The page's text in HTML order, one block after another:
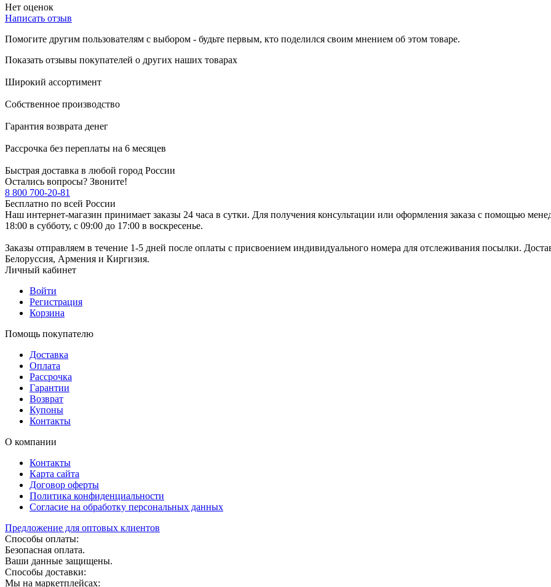
Нет оценок
Написать отзыв
Помогите другим пользователям с выбором - будьте первым, кто поделился своим мнением об этом товаре.
Показать отзывы покупателей о других наших товарах
Широкий ассортимент
Собственное производство
Гарантия возврата денег
Рассрочка без переплаты на 6 месяцев
Быстрая доставка в любой город России
Остались вопросы? Звоните!
8 800 700-20-81
Бесплатно по всей России
Наш интернет-магазин принимает заказы 24 часа в сутки. Для получения консультации или оформления заказа с помощью
18:00 в субботу, с 09:00 до 17:00 в воскресенье.
Заказы отправляем в течение 1-5 дней после оплаты с присвоением индивидуального номера для отслеживания посылки.
Белоруссия, Армения и Киргизия.
Личный кабинет
Войти
Регистрация
Корзина
Помощь покупателю
Доставка
Оплата
Рассрочка
Гарантии
Возврат
Купоны
Контакты
О компании
Контакты
Карта сайта
Договор оферты
Политика конфиденциальности
Согласие на обработку персональных данных
Предложение для оптовых клиентов
Способы оплаты:
Безопасная оплата.
Ваши данные защищены.
Способы доставки:
Мы на маркетплейсах: